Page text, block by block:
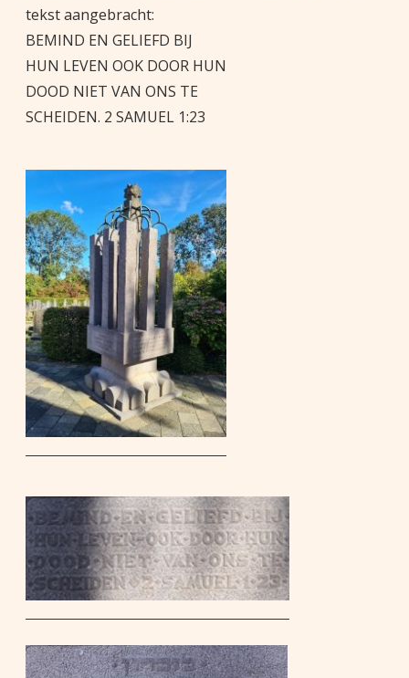
tekst aangebracht:
BEMIND EN GELIEFD BIJ
HUN LEVEN OOK DOOR HUN
DOOD NIET VAN ONS TE
SCHEIDEN. 2 SAMUEL 1:23